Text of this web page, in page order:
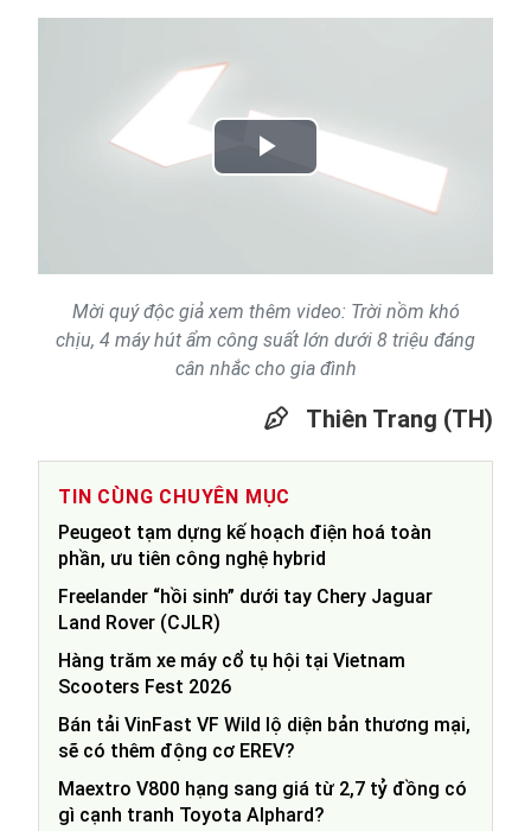
Play
Mời quý độc giả xem thêm video: Trời nồm khó
chịu, 4 máy hút ẩm công suất lớn dưới 8 triệu đáng
cân nhắc cho gia đình
Thiên Trang (TH)
TIN CÙNG CHUYÊN MỤC
Peugeot tạm dựng kế hoạch điện hoá toàn
phần, ưu tiên công nghệ hybrid
Freelander “hồi sinh” dưới tay Chery Jaguar
Land Rover (CJLR)
Hàng trăm xe máy cổ tụ hội tại Vietnam
Scooters Fest 2026
Bán tải VinFast VF Wild lộ diện bản thương mại,
sẽ có thêm động cơ EREV?
Maextro V800 hạng sang giá từ 2,7 tỷ đồng có
gì cạnh tranh Toyota Alphard?